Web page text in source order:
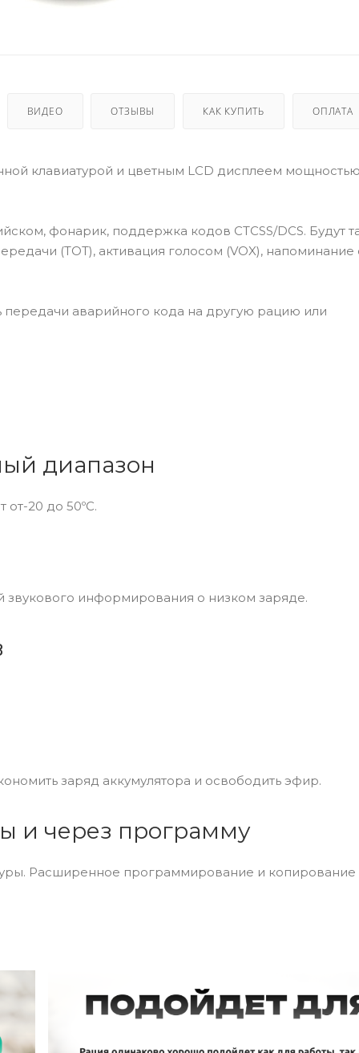
ВИДЕО ОТЗЫВЫ КАК КУПИТЬ ОПЛАТА
клавиатурой и цветным LCD дисплеем
фонарик, поддержка кодов CTCSS/DCS. Будут
(TOT), активация голосом (VOX), напоминание
передачи аварийного кода на другую рацию или
диапазон
20 до 50ºC.
информирования о низком заряде.
заряд аккумулятора и освободить эфир.
и через программу
Расширенное программирование и копирование